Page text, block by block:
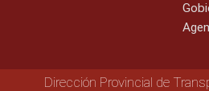
Dirección Provincial de